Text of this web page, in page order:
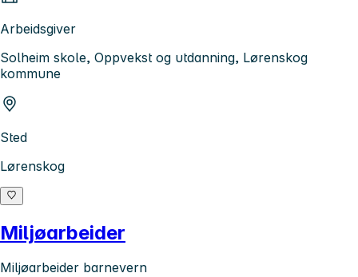
Arbeidsgiver
Solheim skole, Oppvekst og utdanning, Lørenskog
kommune
Sted
Lørenskog
Miljøarbeider
Miljøarbeider barnevern